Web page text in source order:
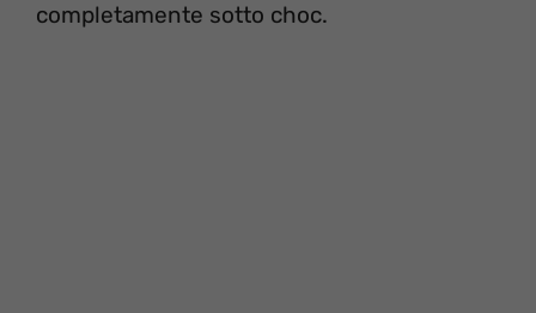
completamente sotto choc.